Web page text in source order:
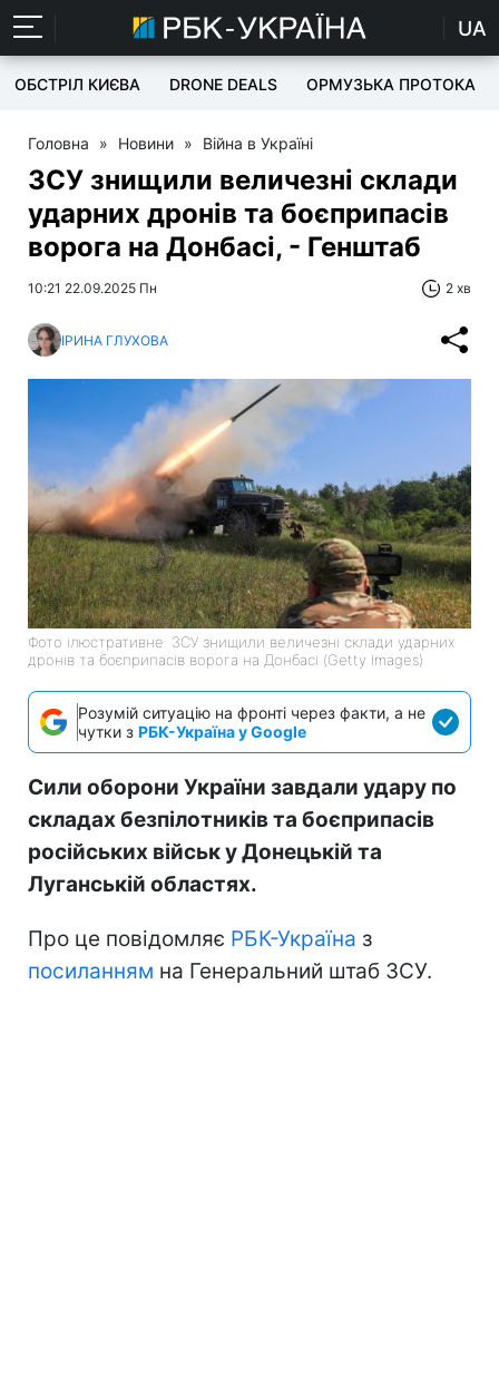
UA
ОБСТРІЛ КИЄВА DRONE DEALS ОРМУЗЬКА ПРОТОКА
Головна » Новини » Війна в Україні
ЗСУ знищили величезні склади
ударних дронів та боєприпасів
ворога на Донбасі, - Генштаб
10:21 22.09.2025 Пн 2 хв
ІРИНА ГЛУХОВА
Фото ілюстративне: ЗСУ знищили величезні склади ударних
дронів та боєприпасів ворога на Донбасі (Getty Images)
Розумій ситуацію на фронті через факти, а не
чутки з РБК-Україна у Google
Сили оборони України завдали удару по
складах безпілотників та боєприпасів
російських військ у Донецькій та
Луганській областях.
Про це повідомляє РБК-Україна з
посиланням на Генеральний штаб ЗСУ.